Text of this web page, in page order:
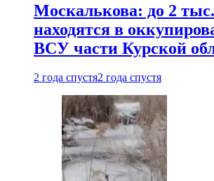
Москалькова: до 2
находятся в
ВСУ части Курской
2 года спустя2 года спустя